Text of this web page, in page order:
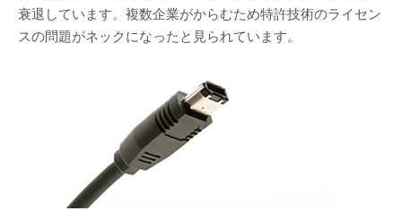
衰退しています。複数企業がからむため特許技術のライセン
スの問題がネックになったと見られています。